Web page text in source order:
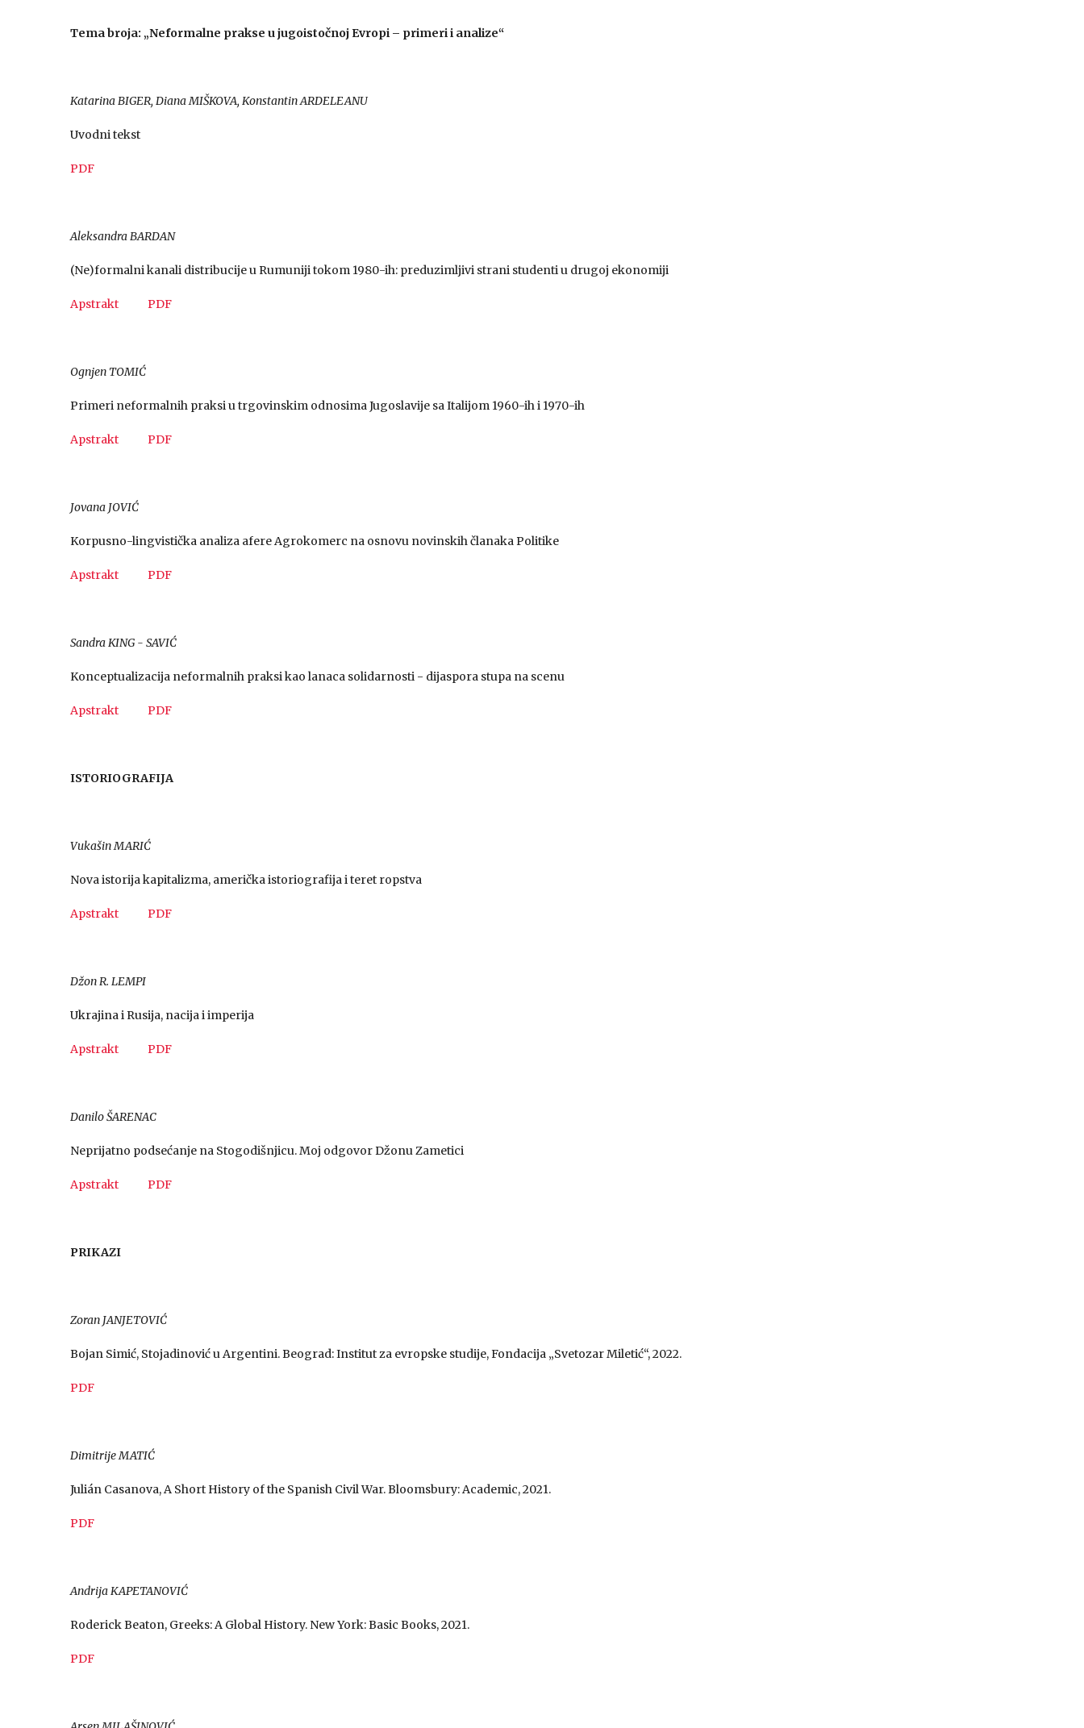
Tema broja: „Neformalne prakse u jugoistočnoj Evropi – primeri i analize“
Katarina BIGER, Diana MIŠKOVA, Konstantin ARDELEANU
Uvodni tekst
PDF
Aleksandra BARDAN
(Ne)formalni kanali distribucije u Rumuniji tokom 1980-ih: preduzimljivi strani studenti u drugoj ekonomiji
Apstrakt PDF
Ognjen TOMIĆ
Primeri neformalnih praksi u trgovinskim odnosima Jugoslavije sa Italijom 1960-ih i 1970-ih
Apstrakt PDF
Jovanа JOVIĆ
Korpusno-lingvistička analiza afere Agrokomerc na osnovu novinskih članaka Politike
Apstrakt PDF
Sandra KING - SAVIĆ
Konceptualizacija neformalnih praksi kao lanaca solidarnosti - dijaspora stupa na scenu
Apstrakt PDF
ISTORIOGRAFIJA
Vukašin MARIĆ
Nova istorija kapitalizma, američka istoriografija i teret ropstva
Apstrakt PDF
Džon R. LEMPI
Ukrajina i Rusija, nacija i imperija
Apstrakt PDF
Danilo ŠARENAC
Neprijatno podsećanje na Stogodišnjicu. Moj odgovor Džonu Zametici
Apstrakt PDF
PRIKAZI
Zoran JANJETOVIĆ
Bojan Simić, Stojadinović u Argentini. Beograd: Institut za evropske studije, Fondacija „Svetozar Miletić“, 2022.
PDF
Dimitrije MATIĆ
Julián Casanova, A Short History of the Spanish Civil War. Bloomsbury: Academic, 2021.
PDF
Andrija KAPETANOVIĆ
Roderick Beaton, Greeks: A Global History. New York: Basic Books, 2021.
PDF